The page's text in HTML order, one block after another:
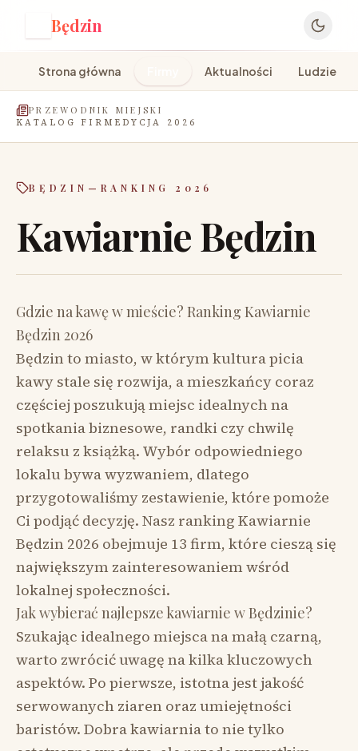
Będzin
Strona główna Aktualności Ludzie
PRZEWODNIK MIEJSKI
KATALOG FIRMEDYCJA 2026
BĘDZIN — RANKING 2026
Kawiarnie Będzin
Gdzie na kawę w mieście? Ranking Kawiarnie
Będzin 2026
Będzin to miasto, w którym kultura picia
kawy stale się rozwija, a mieszkańcy coraz
częściej poszukują miejsc idealnych na
spotkania biznesowe, randki czy chwilę
relaksu z książką. Wybór odpowiedniego
lokalu bywa wyzwaniem, dlatego
przygotowaliśmy zestawienie, które pomoże
Ci podjąć decyzję. Nasz ranking Kawiarnie
Będzin 2026 obejmuje 13 firm, które cieszą się
największym zainteresowaniem wśród
lokalnej społeczności.
Jak wybierać najlepsze kawiarnie w Będzinie?
Szukając idealnego miejsca na małą czarną,
warto zwrócić uwagę na kilka kluczowych
aspektów. Po pierwsze, istotna jest jakość
serwowanych ziaren oraz umiejętności
baristów. Dobra kawiarnia to nie tylko